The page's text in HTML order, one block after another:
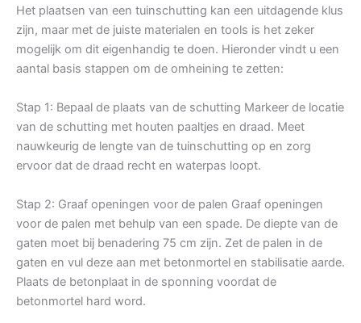
Het plaatsen van een tuinschutting kan een uitdagende klus
zijn, maar met de juiste materialen en tools is het zeker
mogelijk om dit eigenhandig te doen. Hieronder vindt u een
aantal basis stappen om de omheining te zetten:
Stap 1: Bepaal de plaats van de schutting Markeer de locatie
van de schutting met houten paaltjes en draad. Meet
nauwkeurig de lengte van de tuinschutting op en zorg
ervoor dat de draad recht en waterpas loopt.
Stap 2: Graaf openingen voor de palen Graaf openingen
voor de palen met behulp van een spade. De diepte van de
gaten moet bij benadering 75 cm zijn. Zet de palen in de
gaten en vul deze aan met betonmortel en stabilisatie aarde.
Plaats de betonplaat in de sponning voordat de
betonmortel hard word.